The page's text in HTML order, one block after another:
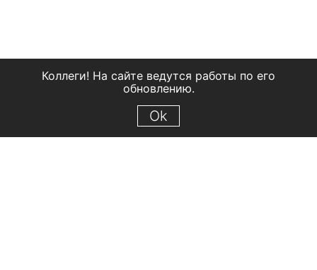
Коллеги! На сайте ведутся работы по его
обновлению.
Ok